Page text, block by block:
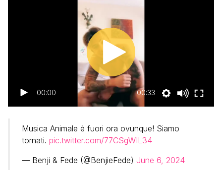
00:00 00:33
Musica Animale è fuori ora ovunque! Siamo
tornati. pic.twitter.com/77CSgWIL34
— Benji & Fede (@BenjieFede) June 6, 2024